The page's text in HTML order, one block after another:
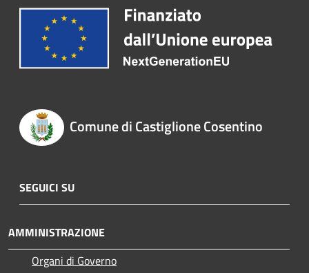
Comune di Castiglione Cosentino
SEGUICI SU
AMMINISTRAZIONE
Organi di Governo